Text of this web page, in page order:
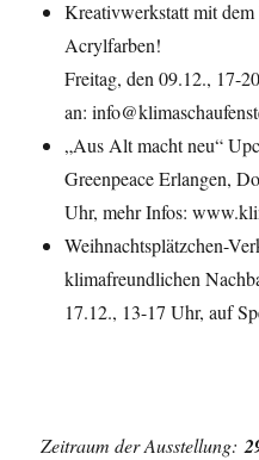
Kreativwerkstatt mit
Acrylfarben!
Freitag, den 09.12., 17-
an:
„Aus Alt macht neu“
Greenpeace Erlangen,
Uhr, mehr Infos:
Weihnachtsplätzchen-
klimafreundlichen
17.12., 13-17 Uhr, auf
Zeitraum der Ausstellung: